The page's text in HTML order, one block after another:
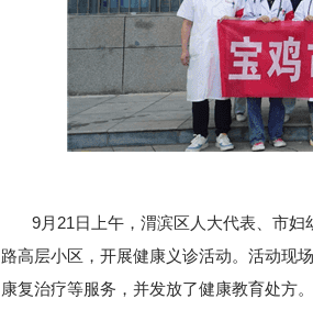
9月21日上午，渭滨区人大代表、市妇
路高层小区，开展健康义诊活动。活动现
康复治疗等服务，并发放了健康教育处方